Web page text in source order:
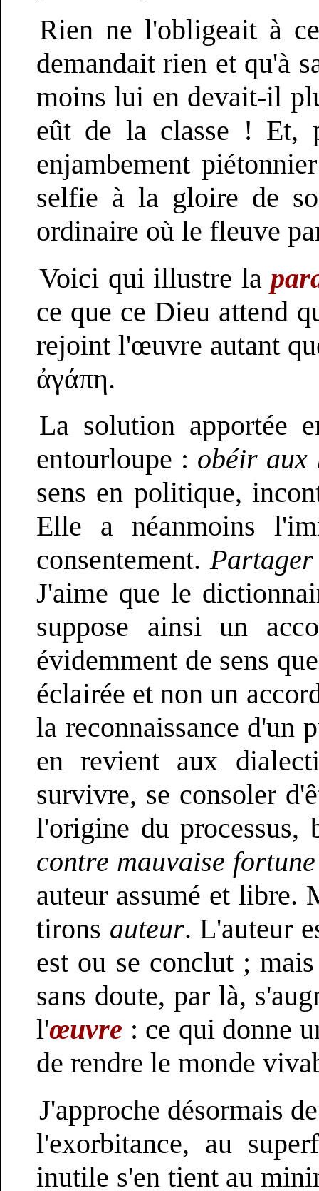
Rien ne l'obligeait à
demandait rien et qu'à
moins lui en devait-il
eût de la classe ! Et,
enjambement
selfie à la gloire de
ordinaire où le fleuve
Voici qui illustre la
ce que ce Dieu attend
rejoint l'œuvre autant
ἀγάπη.
La solution apportée
entourloupe : obéir aux
sens en politique,
Elle a néanmoins
consentement.Partager
J'aime que le
suppose ainsi un
évidemment de sens
éclairée et non un
la reconnaissance d'un
en revient aux
survivre, se consoler
l'origine du processus,
contre mauvaise
auteur assumé et
tirons auteur. L'auteur
est ou se conclut ;
sans doute, par là,
l'œuvre : ce qui donne
de rendre le monde
J'approche désormais
l'exorbitance, au
inutile s'en tient au